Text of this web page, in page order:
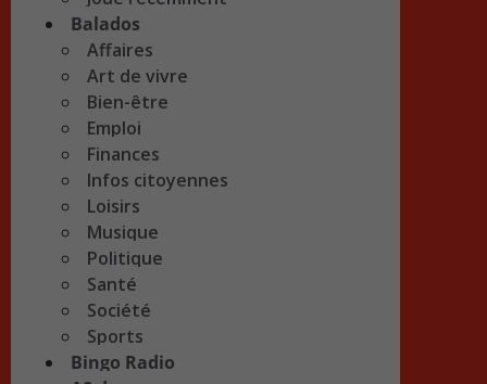
Balados
Affaires
Art de vivre
Bien-être
Emploi
Finances
Infos citoyennes
Loisirs
Musique
Politique
Santé
Société
Sports
Bingo Radio